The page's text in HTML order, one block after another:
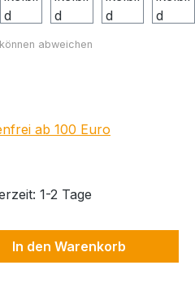
ab 100 Euro
1-2 Tage
den
In den Warenkorb